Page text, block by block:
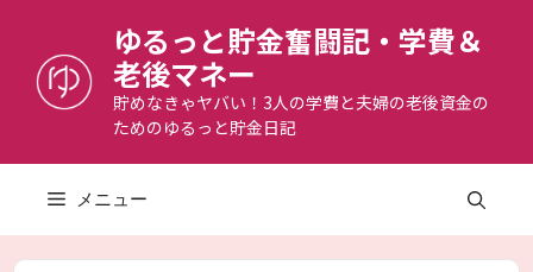
へ
ゆるっと貯金奮闘記・学費＆
老後マネー
貯めなきゃヤバい！3人の学費と夫婦の老後資金の
ためのゆるっと貯金日記
メニュー